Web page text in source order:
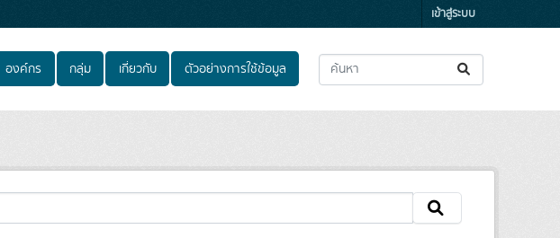
เข้าสู่ระบบ
องค์กร กลุ่ม เกี่ยวกับ ตัวอย่างการใช้ข้อมูล